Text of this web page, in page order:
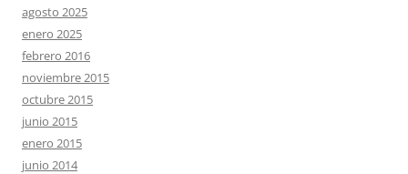
agosto 2025
enero 2025
febrero 2016
noviembre 2015
octubre 2015
junio 2015
enero 2015
junio 2014